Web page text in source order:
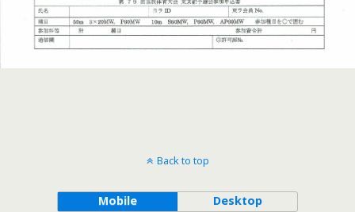
Back to top
Mobile Desktop